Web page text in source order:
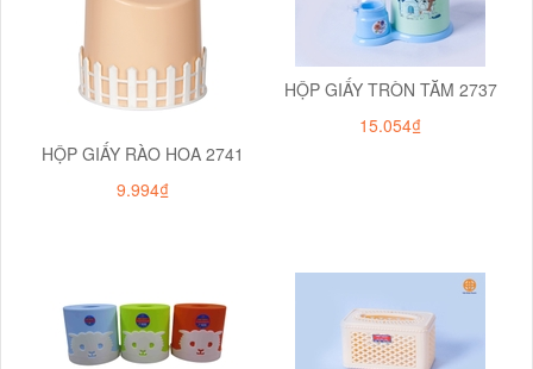
HỘP GIẤY RÀO HOA 2741
9.994₫
HỘP GIẤY TRÒN TĂM 2737
15.054₫